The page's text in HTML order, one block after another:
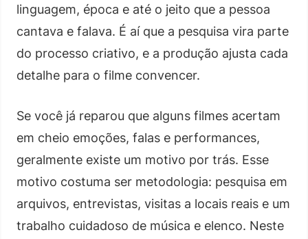
linguagem, época e até o jeito que a pessoa
cantava e falava. É aí que a pesquisa vira parte
do processo criativo, e a produção ajusta cada
detalhe para o filme convencer.
Se você já reparou que alguns filmes acertam
em cheio emoções, falas e performances,
geralmente existe um motivo por trás. Esse
motivo costuma ser metodologia: pesquisa em
arquivos, entrevistas, visitas a locais reais e um
trabalho cuidadoso de música e elenco. Neste